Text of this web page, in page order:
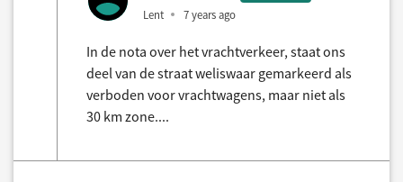
Lent 7 years ago
In de nota over het vrachtverkeer, staat ons
deel van de straat weliswaar gemarkeerd als
verboden voor vrachtwagens, maar niet als
30 km zone....